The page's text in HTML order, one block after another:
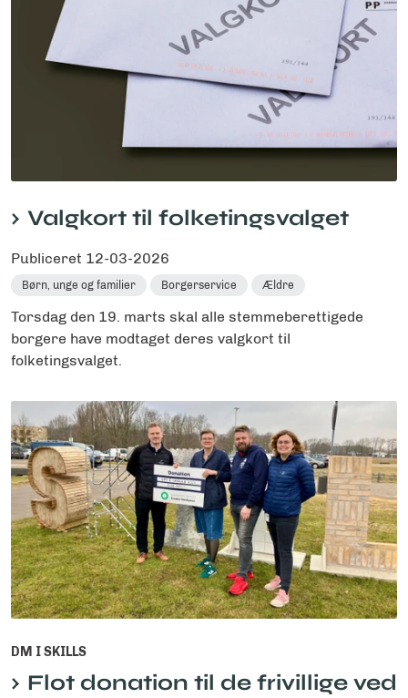
Valgkort til folketingsvalget
Publiceret 12-03-2026
Børn, unge og familier Borgerservice Ældre
Torsdag den 19. marts skal alle stemmeberettigede
borgere have modtaget deres valgkort til
folketingsvalget.
DM I SKILLS
Flot donation til de frivillige ved